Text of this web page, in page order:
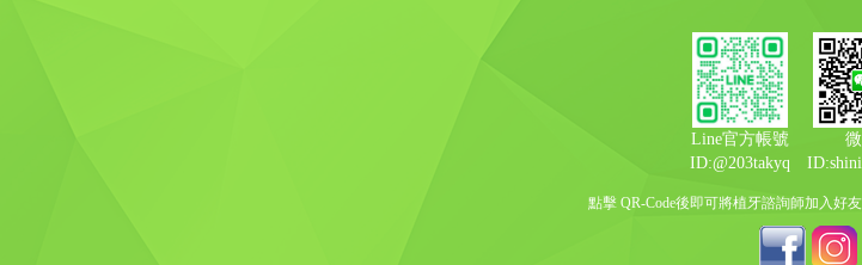
Line官方帳號
ID:@203takyq
點擊 QR-Code後即可將植牙諮詢師加入好